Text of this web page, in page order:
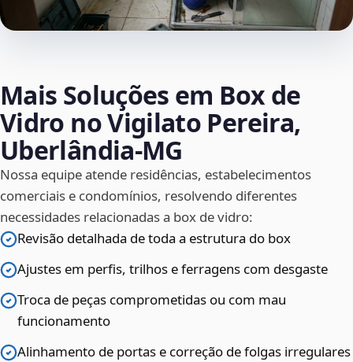
Mais Soluções em Box de
Vidro no Vigilato Pereira,
Uberlândia‑MG
Nossa equipe atende residências, estabelecimentos
comerciais e condomínios, resolvendo diferentes
necessidades relacionadas a box de vidro:
Revisão detalhada de toda a estrutura do box
Ajustes em perfis, trilhos e ferragens com desgaste
Troca de peças comprometidas ou com mau
funcionamento
Alinhamento de portas e correção de folgas irregulares